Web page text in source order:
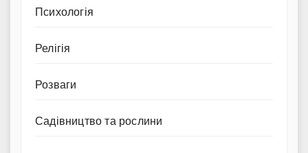
Психологія
Релігія
Розваги
Садівництво та рослини